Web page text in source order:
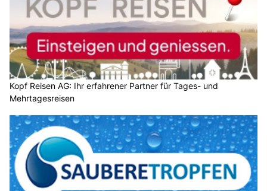
Kopf Reisen AG: Ihr erfahrener Partner für Tages- und
Mehrtagesreisen